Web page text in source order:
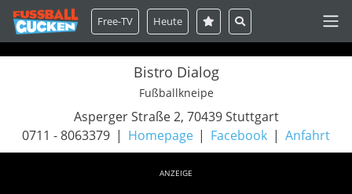
Free-TV Heute
Bistro Dialog
Fußballkneipe
Asperger Straße 2, 70439 Stuttgart
0711 - 8063379
Homepage Facebook Anfahrt
ANZEIGE